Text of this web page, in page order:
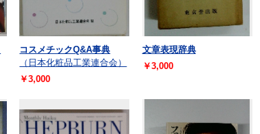
コスメチックQ&A事典
（日本化粧品工業連合会）
￥3,000
文章表現辞典
￥3,000